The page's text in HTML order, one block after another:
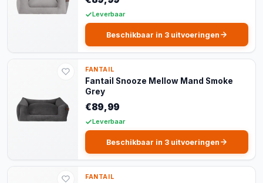
Leverbaar
Beschikbaar in 3 uitvoeringen
FANTAIL
Fantail Snooze Mellow Mand Smoke
Grey
€89,99
Leverbaar
Beschikbaar in 3 uitvoeringen
FANTAIL